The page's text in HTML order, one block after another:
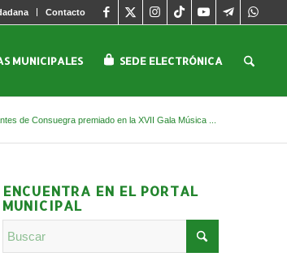
Contacto
MUNICIPALES SEDE ELECTRÓNICA
de Consuegra premiado en la XVII Gala Música ...
ENCUENTRA EN EL PORTAL
MUNICIPAL